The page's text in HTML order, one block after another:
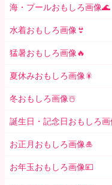
海・プールおもしろ画像🌊
水着おもしろ画像👙
猛暑おもしろ画像🔥
夏休みおもしろ画像🎇
冬おもしろ画像☃️
誕生日・記念日おもしろ画
お正月おもしろ画像🎍
お年玉おもしろ画像💴